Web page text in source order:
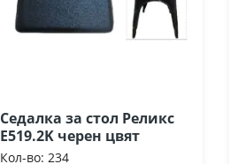
Седалка за стол Реликс
Ε519.2Κ черен цвят
Кол-во: 234